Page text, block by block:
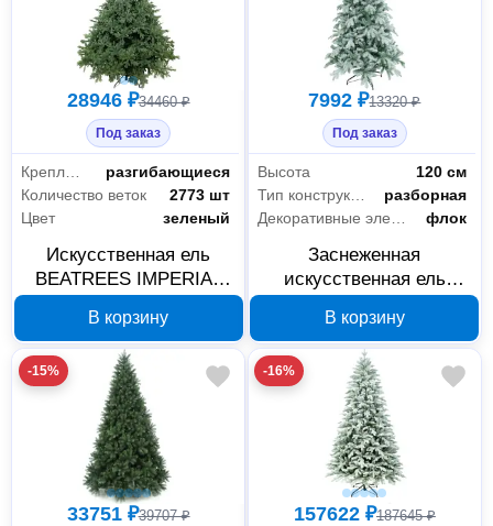
28946 ₽34460 ₽
Под заказ
Крепление веток
разгибающиеся
Количество веток
2773 шт
Цвет
зеленый
Искусственная ель
BEATREES IMPERIAL
В корзину
7992 ₽13320 ₽
Под заказ
Высота
120 см
Тип конструкции
разборная
флок
Заснеженная
искусственная ель
см 1033812
В корзину
-15%
33751 ₽39707 ₽
-16%
157622 ₽187645 ₽